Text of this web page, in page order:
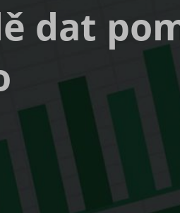
dat